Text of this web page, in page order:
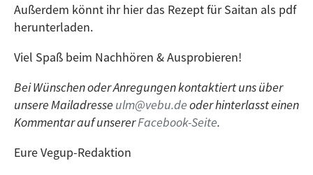
Außerdem könnt ihr hier das Rezept für Saitan als pdf
herunterladen.
Viel Spaß beim Nachhören & Ausprobieren!
Bei Wünschen oder Anregungen kontaktiert uns über
unsere Mailadresse ulm@vebu.deoder hinterlasst einen
Kommentar auf unsererFacebook-Seite.
Eure Vegup-Redaktion